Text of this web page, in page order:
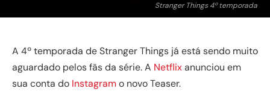
Stranger Things 4º temporada
A 4º temporada de Stranger Things já está sendo muito
aguardado pelos fãs da série. A Netflixanunciou em
sua conta do Instagramo novo Teaser.